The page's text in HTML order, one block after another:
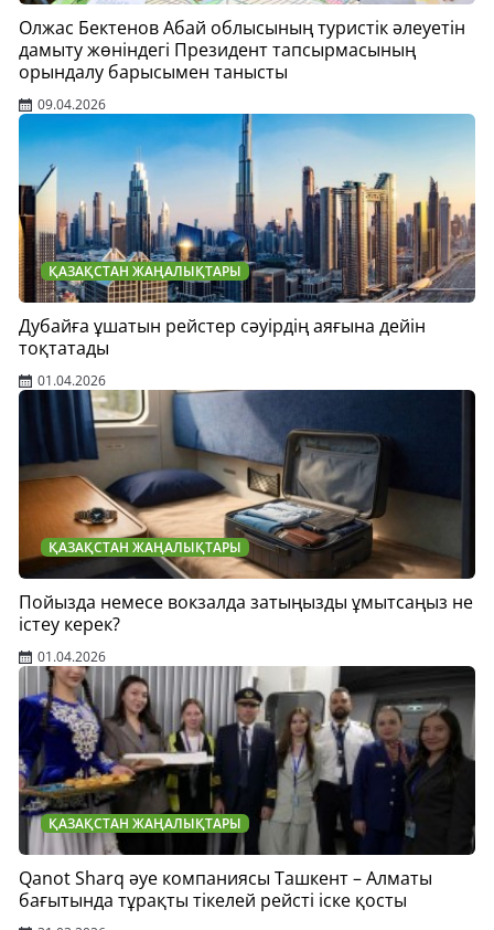
Олжас Бектенов Абай облысының туристік әлеуетін
дамыту жөніндегі Президент тапсырмасының
орындалу барысымен танысты
09.04.2026
ҚАЗАҚСТАН ЖАҢАЛЫҚТАРЫ
Дубайға ұшатын рейстер сәуірдің аяғына дейін
тоқтатады
01.04.2026
ҚАЗАҚСТАН ЖАҢАЛЫҚТАРЫ
Пойызда немесе вокзалда затыңызды ұмытсаңыз не
істеу керек?
01.04.2026
ҚАЗАҚСТАН ЖАҢАЛЫҚТАРЫ
Qanot Sharq әуе компаниясы Ташкент – Алматы
бағытында тұрақты тікелей рейсті іске қосты